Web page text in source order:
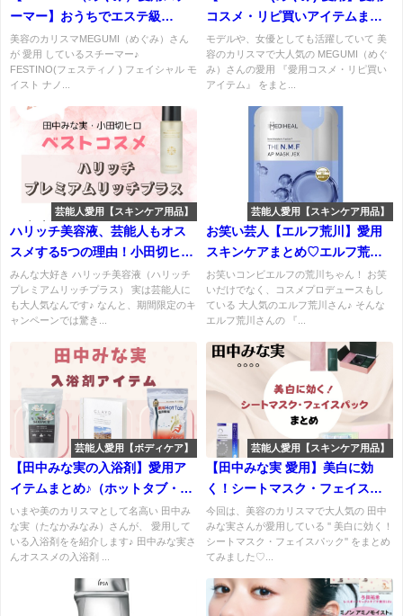
ーマー】おうちでエステ級
☆FESTINO(フェスティノ ) フェ
イシャル モイスト ナノスチーマ
ー特徴・購入先・口コミなどま
美容のカリスマMEGUMI（めぐみ）さん
が 愛用 しているスチーマー♪
FESTINO(フェスティノ ) フェイシャル モ
イスト ナノ...
コスメ・リピ買いアイテムまと
め♡（NARS・スナイデル）な
ど！MEGUMIさんの美の秘密と
は？
モデルや、女優としても活躍していて 美
容のカリスマで大人気の MEGUMI（めぐ
み）さんの愛用 『愛用コスメ・リピ買い
アイテム』 をまと...
芸能人愛用【スキンケア用品】
ハリッチ美容液、芸能人もオス
スメする5つの理由！小田切ヒ
ロ・田中みな実・藤田ニコル・
山田優も愛用♪ハリッチプレミア
ムリッチプラス
みんな大好き ハリッチ美容液（ハリッチ
プレミアムリッチプラス） 実は芸能人に
も大人気なんです♪ なんと、期間限定のキ
ャンペーンでは驚き...
芸能人愛用【スキンケア用品】
お笑い芸人【エルフ荒川】愛用
スキンケアまとめ♡エルフ荒川
ちゃんが夏に愛用しているスキ
ンケアとは！？(トリデン・シカ
VT)など
お笑いコンビエルフの荒川ちゃん！ お笑
いだけでなく、コスメプロデュースもし
ている 大人気のエルフ荒川さん♪ そんな
エルフ荒川さんの 『...
芸能人愛用【ボディケア】
【田中みな実の入浴剤】愛用ア
イテムまとめ♪（ホットタブ・シ
ークリスタルス・ひでまり）な
ど♪
いまや美のカリスマとして名高い 田中み
な実（たなかみなみ）さんが、 愛用して
いる入浴剤をを紹介します♪ 田中みな実さ
んオススメの入浴剤 ...
芸能人愛用【スキンケア用品】
【田中みな実 愛用】美白に効
く！シートマスク・フェイスパ
ックまとめ♡(POLA・EKATO)
など
今回は、美容のカリスマで大人気の 田中
みな実さんが愛用している '' 美白に効く！
シートマスク・フェイスパック'' をまとめ
てみました♡...